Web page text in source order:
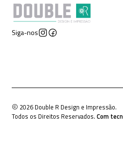
Siga-nos
2026 Double R Design e Impressão.
Todos os Direitos Reservados. Com